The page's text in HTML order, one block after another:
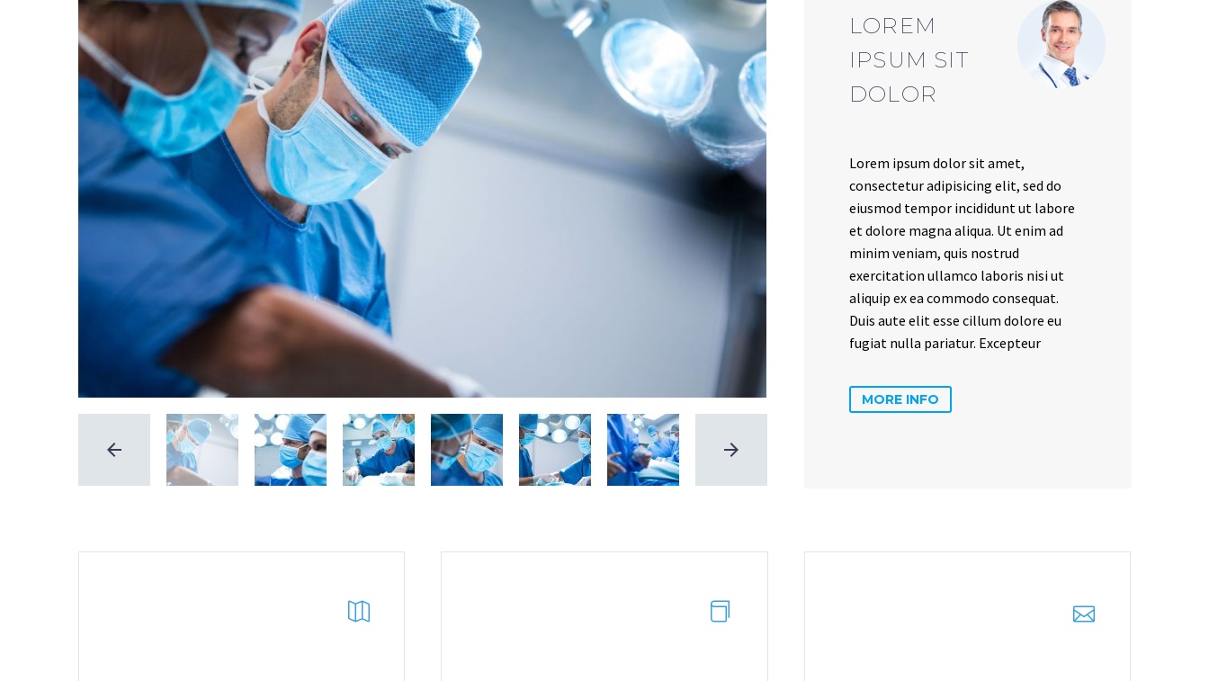
LOREM
IPSUM SIT
DOLOR
Lorem ipsum dolor sit amet,
consectetur adipisicing elit, sed do
eiusmod tempor incididunt ut labore
et dolore magna aliqua. Ut enim ad
minim veniam, quis nostrud
exercitation ullamco laboris nisi ut
aliquip ex ea commodo consequat.
Duis aute elit esse cillum dolore eu
fugiat nulla pariatur. Excepteur
MORE INFO